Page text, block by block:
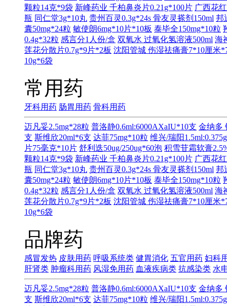
颗粒14克*9袋 新峰药业 千柏鼻炎片0.21g*100片 广西花
瓶 同仁堂3g*10丸 贵州百灵0.3g*24s 骨友灵搽剂150ml 邦
囊50mg*24粒 敏使朗6mg*10片*10板 泰毕全150mg*10粒
0.4g*32粒 感言分1人份/盒 双氧水 过氧化氢溶液500ml 海
莲花分散片0.7g*9片*2板 沈阳管城 伤湿祛痛膏7*10厘米
10g*6袋
常用药
牙科用药 肠胃用药 骨科用药
迈凡妥2.5mg*28粒 普洛静0.6ml:6000AXaIU*10支 金纳多
支 斯维欣20ml*6支 达菲75mg*10粒 维兴/瑞阳
片75毫克*10片 舒利迭50ug/250ug*60泡 积雪苷霜软膏
颗粒14克*9袋 新峰药业 千柏鼻炎片0.21g*100片 广西花
瓶 同仁堂3g*10丸 贵州百灵0.3g*24s 骨友灵搽剂150ml 邦
囊50mg*24粒 敏使朗6mg*10片*10板 泰毕全150mg*10粒
0.4g*32粒 感言分1人份/盒 双氧水 过氧化氢溶液500ml 海
莲花分散片0.7g*9片*2板 沈阳管城 伤湿祛痛膏7*10厘米
10g*6袋
品牌药
感冒发热 皮肤用药 呼吸系统类 健胃消化 五官用药 妇科
肝肾类 肿瘤科用药 风湿免用药 血液疾病类 抗感染类 水
迈凡妥2.5mg*28粒 普洛静0.6ml:6000AXaIU*10支 金纳多
支 斯维欣20ml*6支 达菲75mg*10粒 维兴/瑞阳